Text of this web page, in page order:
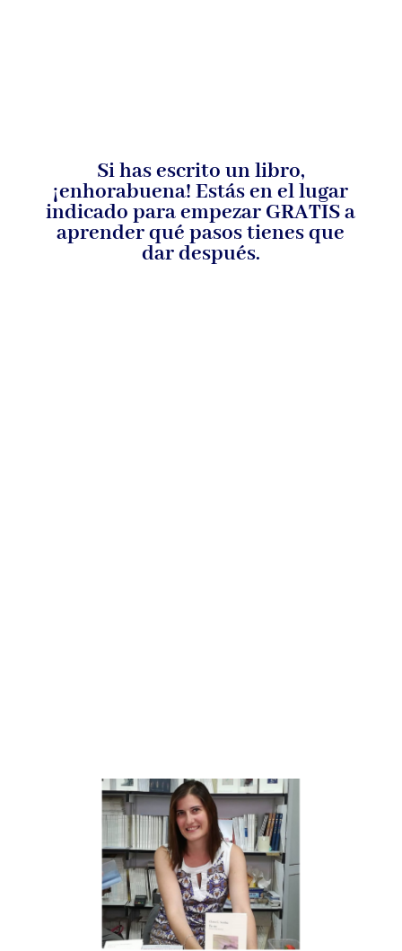
Si has escrito un libro,
¡enhorabuena! Estás en el lugar
indicado para empezar GRATIS a
aprender qué pasos tienes que
dar después.